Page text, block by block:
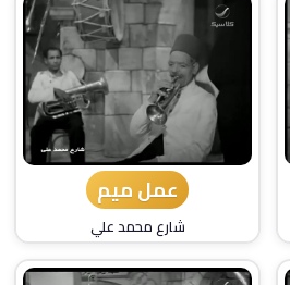
عمل ميم
شارع محمد علي